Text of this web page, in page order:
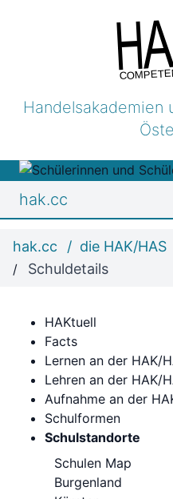
Handelsakademien
hak.cc
hak.cc die HAK/HAS
Schuldetails
HAKtuell
Facts
Lernen an der HAK/
Lehren an der HAK/
Aufnahme an der
Schulformen
Schulstandorte
Schulen Map
Burgenland